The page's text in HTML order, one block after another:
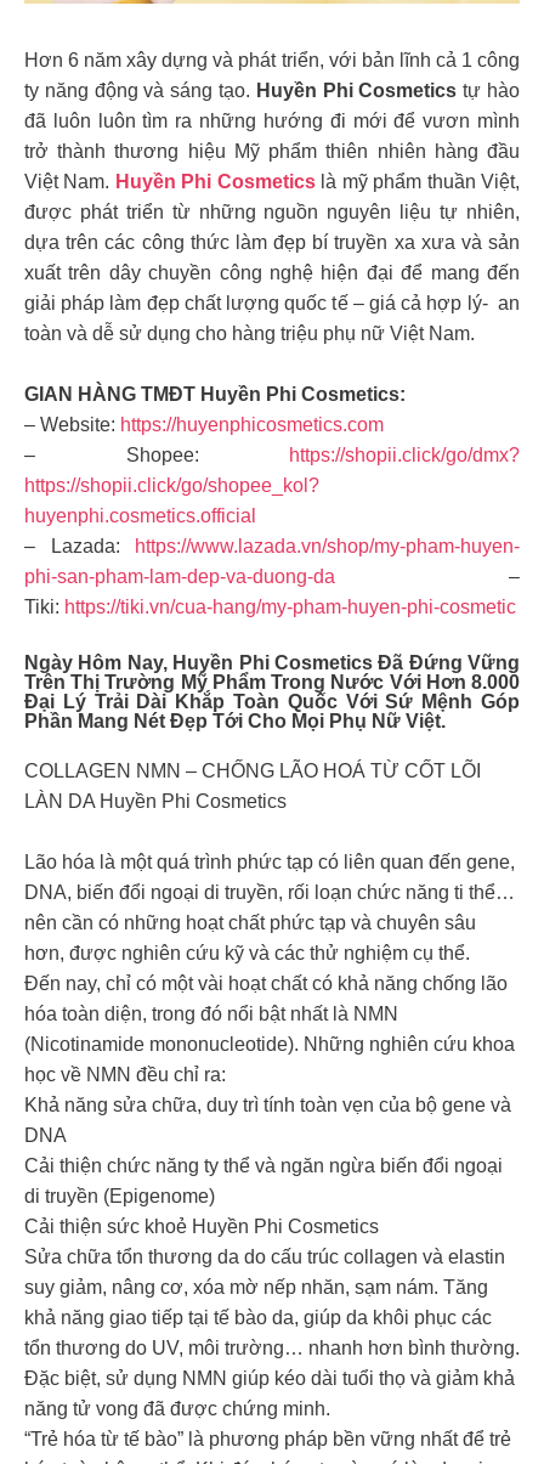
Hơn 6 năm xây dựng và phát triển, với bản lĩnh cả 1 công
ty năng động và sáng tạo. Huyền Phi Cosmetics tự hào
đã luôn luôn tìm ra những hướng đi mới để vươn mình
trở thành thương hiệu Mỹ phẩm thiên nhiên hàng đầu
Việt Nam. Huyền Phi Cosmeticslà mỹ phẩm thuần Việt,
được phát triển từ những nguồn nguyên liệu tự nhiên,
dựa trên các công thức làm đẹp bí truyền xa xưa và sản
xuất trên dây chuyền công nghệ hiện đại để mang đến
giải pháp làm đẹp chất lượng quốc tế – giá cả hợp lý- an
toàn và dễ sử dụng cho hàng triệu phụ nữ Việt Nam.
GIAN HÀNG TMĐT Huyền Phi Cosmetics:
– Website: https://huyenphicosmetics.com
– Shopee:
https://shopii.click/go/dmx?
https://shopii.click/go/shopee_kol?
huyenphi.cosmetics.official
– Lazada:
https://www.lazada.vn/shop/my-pham-huyen-
phi-san-pham-lam-dep-va-duong-da –
Tiki: https://tiki.vn/cua-hang/my-pham-huyen-phi-cosmetic
Ngày Hôm Nay, Huyền Phi CosmeticsĐã Đứng Vững
Trên Thị Trường Mỹ Phẩm Trong Nước Với Hơn 8.000
Đại Lý Trải Dài Khắp Toàn Quốc Với Sứ Mệnh Góp
Phần Mang Nét Đẹp Tới Cho Mọi Phụ Nữ Việt.
COLLAGEN NMN – CHỐNG LÃO HOÁ TỪ CỐT LÕI
LÀN DA Huyền Phi Cosmetics
Lão hóa là một quá trình phức tạp có liên quan đến gene,
DNA, biến đổi ngoại di truyền, rối loạn chức năng ti thể…
nên cần có những hoạt chất phức tạp và chuyên sâu
hơn, được nghiên cứu kỹ và các thử nghiệm cụ thể.
Đến nay, chỉ có một vài hoạt chất có khả năng chống lão
hóa toàn diện, trong đó nổi bật nhất là NMN
(Nicotinamide mononucleotide). Những nghiên cứu khoa
học về NMN đều chỉ ra:
Khả năng sửa chữa, duy trì tính toàn vẹn của bộ gene và
DNA
Cải thiện chức năng ty thể và ngăn ngừa biến đổi ngoại
di truyền (Epigenome)
Cải thiện sức khoẻ Huyền Phi Cosmetics
Sửa chữa tổn thương da do cấu trúc collagen và elastin
suy giảm, nâng cơ, xóa mờ nếp nhăn, sạm nám. Tăng
khả năng giao tiếp tại tế bào da, giúp da khôi phục các
tổn thương do UV, môi trường… nhanh hơn bình thường.
Đặc biệt, sử dụng NMN giúp kéo dài tuổi thọ và giảm khả
năng tử vong đã được chứng minh.
“Trẻ hóa từ tế bào” là phương pháp bền vững nhất để trẻ